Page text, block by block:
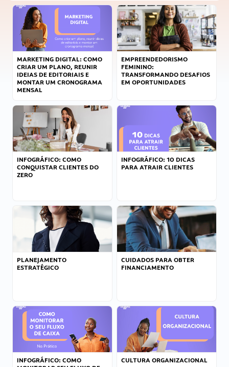
MARKETING DIGITAL: COMO
CRIAR UM PLANO, REUNIR
IDEIAS DE EDITORIAIS E
MONTAR UM CRONOGRAMA
MENSAL
EMPREENDEDORISMO
FEMININO:
TRANSFORMANDO DESAFIOS
EM OPORTUNIDADES
INFOGRÁFICO: COMO
CONQUISTAR CLIENTES DO
ZERO
INFOGRÁFICO: 10 DICAS
PARA ATRAIR CLIENTES
PLANEJAMENTO
ESTRATÉGICO
CUIDADOS PARA OBTER
FINANCIAMENTO
INFOGRÁFICO: COMO
CULTURA ORGANIZACIONAL